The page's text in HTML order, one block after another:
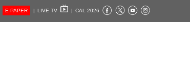
E-PAPER | LIVE TV | CAL 2026